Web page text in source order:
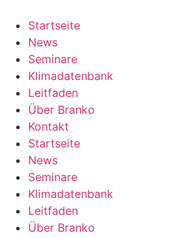
Inhalt
springen
Startseite
News
Seminare
Klimadatenbank
Leitfaden
Über Branko
Kontakt
Startseite
News
Seminare
Klimadatenbank
Leitfaden
Über Branko